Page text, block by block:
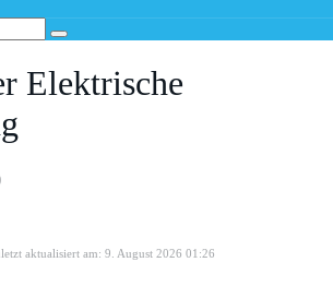
Elektrische
aktualisiert am: 9. August 2026 01:26